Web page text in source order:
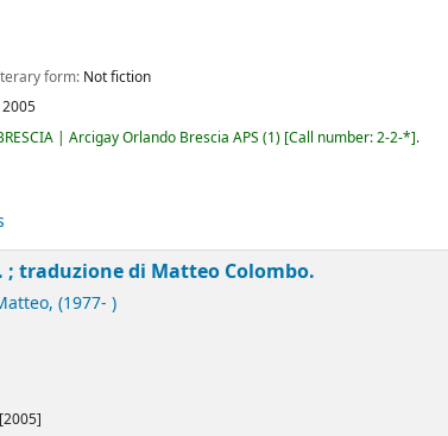
form: Not fiction
2005
| Arcigay Orlando Brescia APS (1) Call number:2-2-* .
; traduzione di Matteo Colombo.
, (1977- )
[2005]